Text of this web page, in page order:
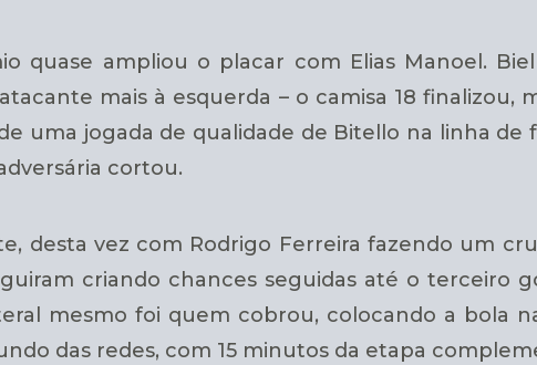
quase ampliou o placar com Elias Manoel.
mais à esquerda – o camisa 18 finalizou,
uma jogada de qualidade de Bitello na linha de
cortou.
desta vez com Rodrigo Ferreira fazendo um
criando chances seguidas até o terceiro
mesmo foi quem cobrou, colocando a bola
das redes, com 15 minutos da etapa